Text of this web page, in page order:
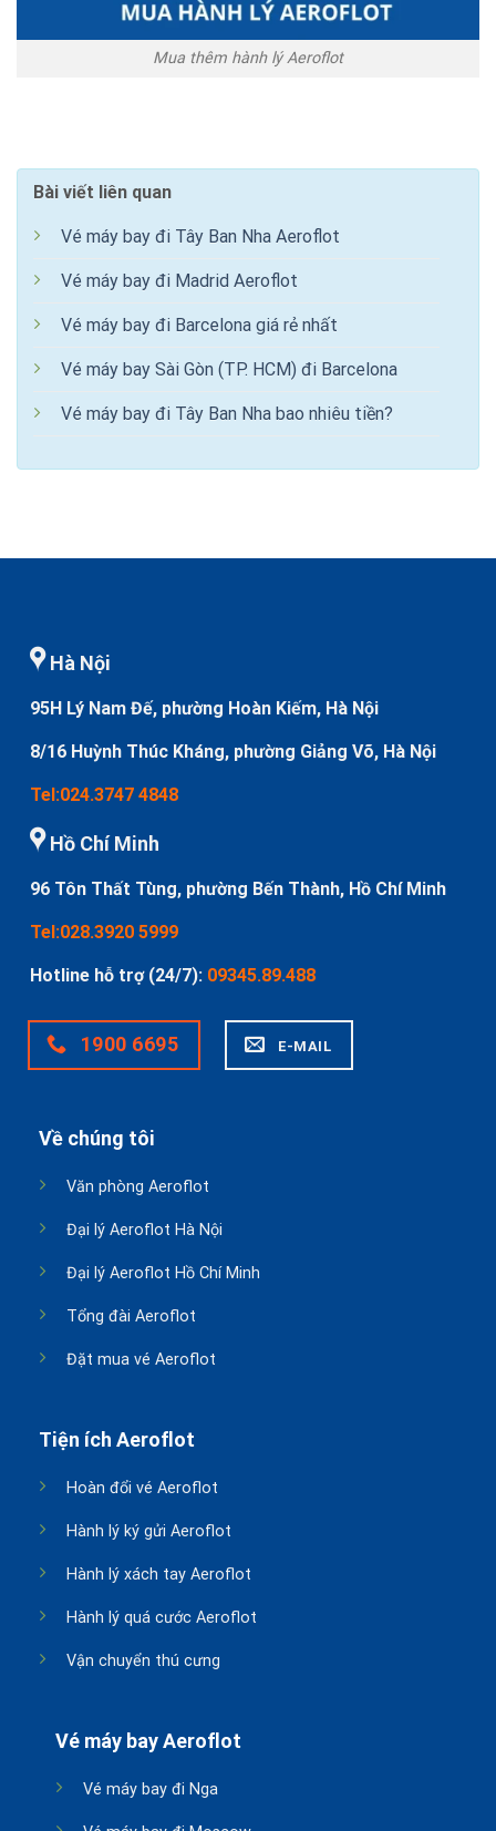
Mua thêm hành lý Aeroflot
Bài viết liên quan
Vé máy bay đi Tây Ban Nha Aeroflot
Vé máy bay đi Madrid Aeroflot
Vé máy bay đi Barcelona giá rẻ nhất
Vé máy bay Sài Gòn (TP. HCM) đi Barcelona
Vé máy bay đi Tây Ban Nha bao nhiêu tiền?
Hà Nội
95H Lý Nam Đế, phường Hoàn Kiếm, Hà Nội
8/16 Huỳnh Thúc Kháng, phường Giảng Võ, Hà Nội
Tel:024.3747 4848
Hồ Chí Minh
96 Tôn Thất Tùng, phường Bến Thành, Hồ Chí Minh
Tel:028.3920 5999
Hotline hỗ trợ (24/7): 09345.89.488
1900 6695 E-MAIL
Về chúng tôi
Văn phòng Aeroflot
Đại lý Aeroflot Hà Nội
Đại lý Aeroflot Hồ Chí Minh
Tổng đài Aeroflot
Đặt mua vé Aeroflot
Tiện ích Aeroflot
Hoàn đổi vé Aeroflot
Hành lý ký gửi Aeroflot
Hành lý xách tay Aeroflot
Hành lý quá cước Aeroflot
Vận chuyển thú cưng
Vé máy bay Aeroflot
Vé máy bay đi Nga